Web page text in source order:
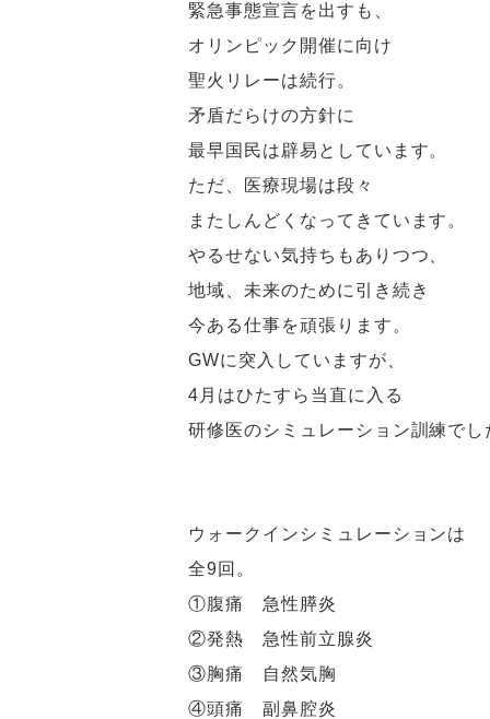
緊急事態宣言を出すも、
オリンピック開催に向け
聖火リレーは続行。
矛盾だらけの方針に
最早国民は辟易としています。
ただ、医療現場は段々
またしんどくなってきています。
やるせない気持ちもありつつ、
地域、未来のために引き続き
今ある仕事を頑張ります。
GWに突入していますが、
4月はひたすら当直に入る
研修医のシミュレーション訓練でし
ウォークインシミュレーションは
全9回。
①腹痛 急性膵炎
②発熱 急性前立腺炎
③胸痛 自然気胸
④頭痛 副鼻腔炎